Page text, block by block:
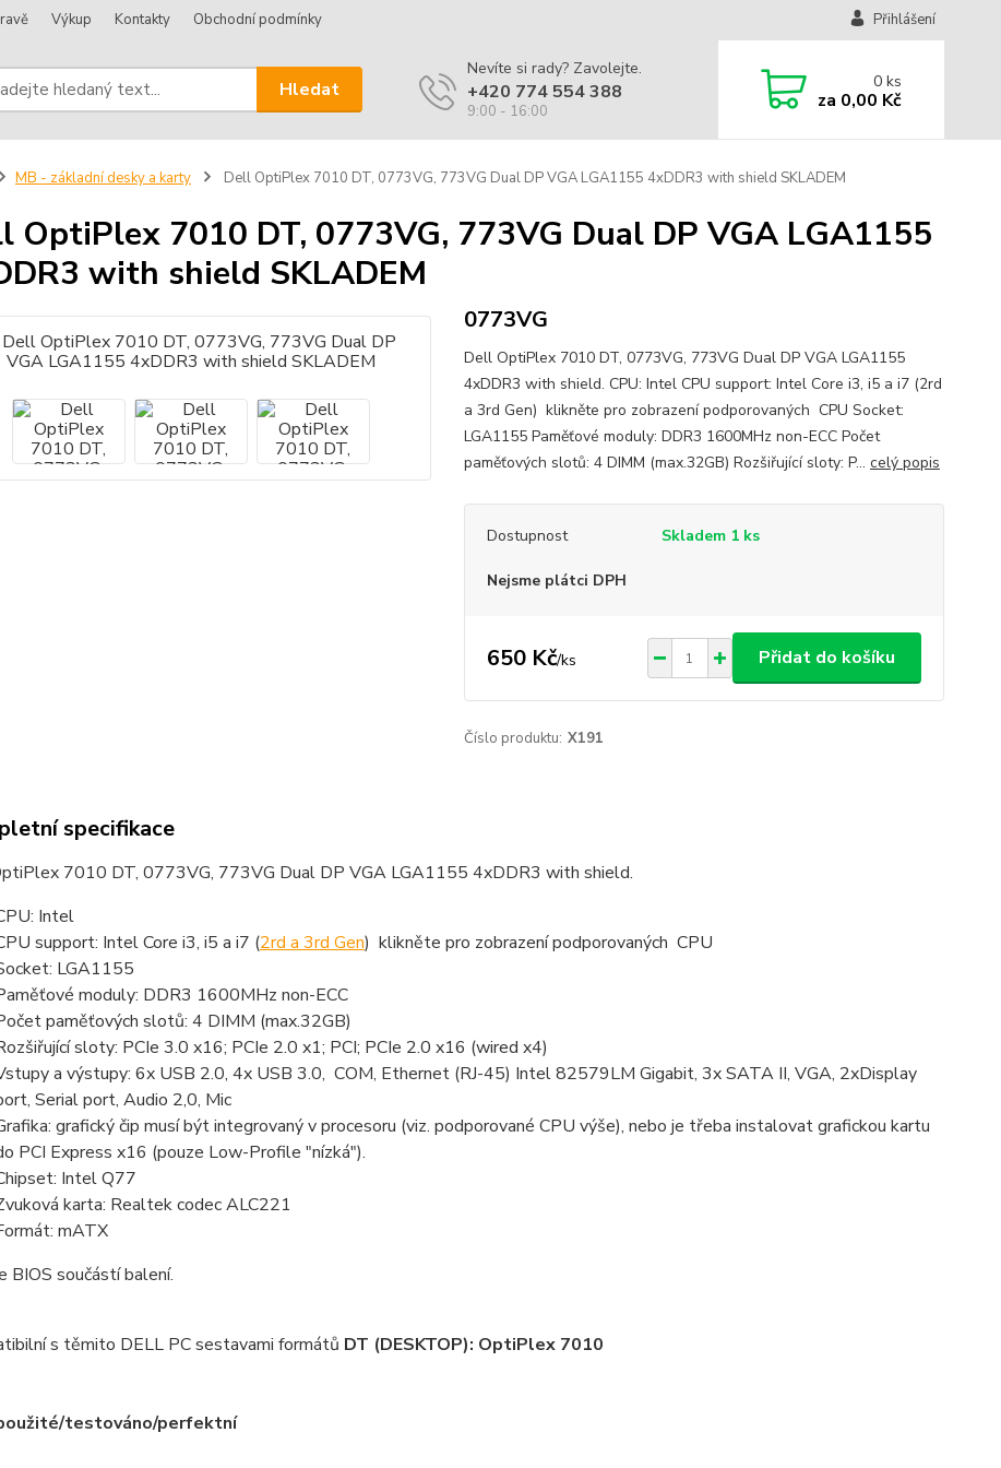
Výkup Kontakty Obchodní podmínky Přihlášení
Hledat
Nevíte si rady? Zavolejte.
+420 774 554 388
9:00 - 16:00
0ks
za 0,00 Kč
MB - základní desky a karty Dell OptiPlex 7010 DT, 0773VG, 773VG Dual DP VGA LGA1155 4xDDR3 with shield SKLADEM
OptiPlex 7010 DT, 0773VG, 773VG Dual DP VGA LGA1155
with shield SKLADEM
0773VG
Dell OptiPlex 7010 DT, 0773VG, 773VG Dual DP VGA LGA1155
4xDDR3 with shield. CPU: Intel CPU support: Intel Core i3, i5 a i7 (2rd
a 3rd Gen) klikněte pro zobrazení podporovaných CPU Socket:
LGA1155 Paměťové moduly: DDR3 1600MHz non-ECC Počet
paměťových slotů: 4 DIMM (max.32GB) Rozšiřující sloty: P... celý popis
Dostupnost Skladem 1 ks
Nejsme plátci DPH
650 Kč/ks Přidat do košíku
Číslo produktu: X191
specifikace
7010 DT, 0773VG, 773VG Dual DP VGA LGA1155 4xDDR3 with shield.
Intel
support: Intel Core i3, i5 a i7 (2rd a 3rd Gen) klikněte pro zobrazení podporovaných CPU
LGA1155
moduly: DDR3 1600MHz non-ECC
paměťových slotů: 4 DIMM (max.32GB)
sloty: PCIe 3.0 x16; PCIe 2.0 x1; PCI; PCIe 2.0 x16 (wired x4)
a výstupy: 6x USB 2.0, 4x USB 3.0, COM, Ethernet (RJ-45) Intel 82579LM Gigabit, 3x SATA II, VGA, 2xDisplay
Serial port, Audio 2,0, Mic
grafický čip musí být integrovaný v procesoru (viz. podporované CPU výše), nebo je třeba instalovat grafickou kartu
PCI Express x16 (pouze Low-Profile "nízká").
Intel Q77
karta: Realtek codec ALC221
mATX
BIOS součástí balení.
s těmito DELL PC sestavami formátů DT (DESKTOP): OptiPlex 7010
testováno/perfektní